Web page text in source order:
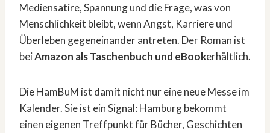
Mediensatire, Spannung und die Frage, was von
Menschlichkeit bleibt, wenn Angst, Karriere und
Überleben gegeneinander antreten. Der Roman ist
beiAmazon als Taschenbuch und eBookerhältlich.
Die HamBuM ist damit nicht nur eine neue Messe im
Kalender. Sie ist ein Signal: Hamburg bekommt
einen eigenen Treffpunkt für Bücher, Geschichten